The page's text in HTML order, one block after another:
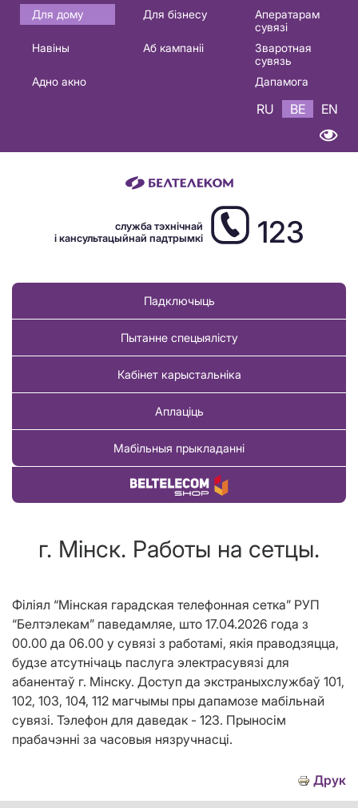
Основная
навигация
Для дому Для бізнесу
Аператарам
сувязі
Навіны
Аб кампаніі
Зваротная
сувязь
Адно акно
Дапамога
RU BE EN
служба тэхнічнай
і кансультацыйнай падтрымкі
123
Падключыць
Пытанне спецыялісту
Кабінет карыстальніка
Аплаціць
Мабільныя прыкладанні
Купіць тавар
г. Мінск. Работы на сетцы.
Філіял “Мінская гарадская телефонная сетка” РУП
“Белтэлекам” паведамляе, што 17.04.2026 года з
00.00 да 06.00 у сувязі з работамі, якія праводзяцца,
будзе атсутнічаць паслуга электрасувязі для
абанентаў г. Мінску. Доступ да экстраныхслужбаў 101,
102, 103, 104, 112 магчымы пры дапамозе мабільнай
сувязі. Тэлефон для даведак - 123. Прыносім
прабачэнні за часовыя нязручнасці.
Друк